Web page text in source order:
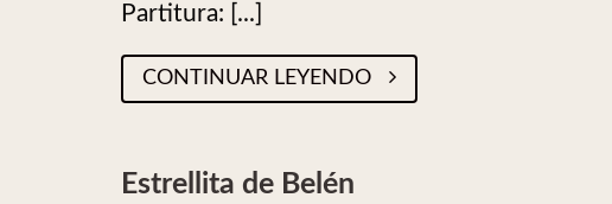
Partitura: [...]
CONTINUAR LEYENDO
Estrellita de Belén